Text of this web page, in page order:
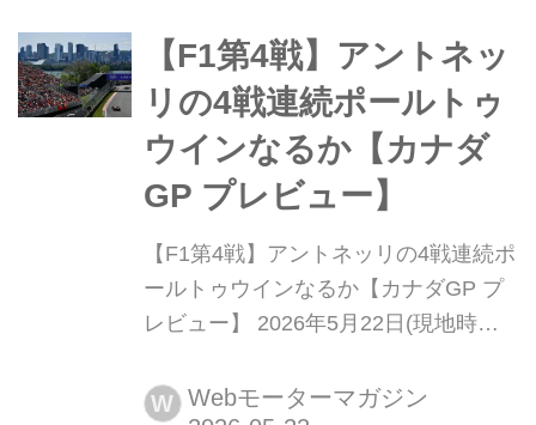
スは狭く、通常のサーキットとはまっ
たく性格が異なり、これまで速かった
チームが必ずしも速いとは限ら...
【F1第4戦】アントネッ
リの4戦連続ポールトゥ
ウインなるか【カナダ
GP プレビュー】
【F1第4戦】アントネッリの4戦連続ポ
ールトゥウインなるか【カナダGP プ
レビュー】 2026年5月22日(現地時
ール セント・ローレンス川にある人工
W Webモーターマガジン